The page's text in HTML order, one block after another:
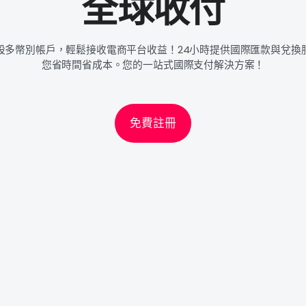
多幣別帳戶，輕鬆接收電商平台收益！24小時提供國際匯款與兌換
您省時間省成本。您的一站式國際支付解決方案！
免費註冊